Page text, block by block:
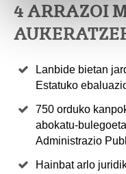
4 ARRAZOI
Lanbide bietan
Estatuko
750 orduko
abokatu-
Administrazio
Hainbat arlo